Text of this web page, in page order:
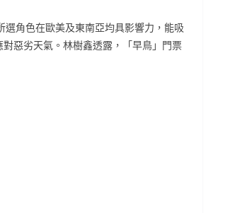
角色在歐美及東南亞均具影響力，能吸
惡劣天氣。林樹鑫透露，「早鳥」門票